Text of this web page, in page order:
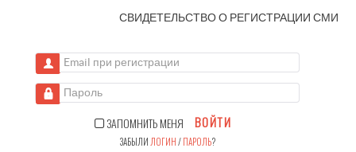
СВИДЕТЕЛЬСТВО О РЕГИСТРАЦИИСМИ
Email при регистрации
Пароль
ЗАПОМНИТЬ МЕНЯ ВОЙТИ
ЗАБЫЛИ ЛОГИН/ПАРОЛЬ?